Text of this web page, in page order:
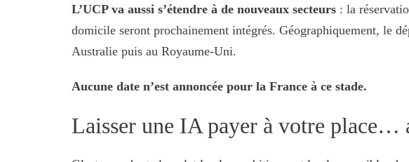
L’UCP va aussi s’étendre à de nouveaux secteurs : la
domicile seront prochainement intégrés. Géographiquement, le
Australie puis au Royaume-Uni.
Aucune date n’est annoncée pour la France à ce stade.
Laisser une IA payer à votre place…